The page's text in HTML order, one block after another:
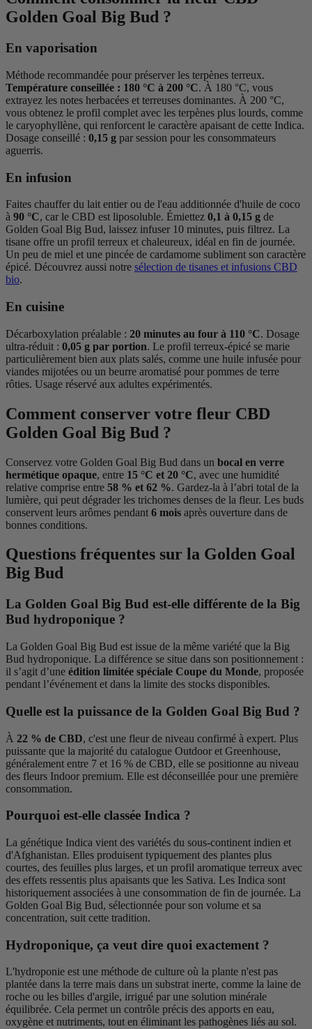
Golden Goal Big Bud ?
En vaporisation
Méthode recommandée pour préserver les terpènes terreux.
Température conseillée : 180 °C à 200 °C. À 180 °C, vous
extrayez les notes herbacées et terreuses dominantes. À 200 °C,
vous obtenez le profil complet avec les terpènes plus lourds, comme
le caryophyllène, qui renforcent le caractère apaisant de cette Indica.
Dosage conseillé : 0,15 g par session pour les consommateurs
aguerris.
En infusion
Faites chauffer du lait entier ou de l'eau additionnée d'huile de coco
à 90 °C, car le CBD est liposoluble. Émiettez 0,1 à 0,15 g de
Golden Goal Big Bud, laissez infuser 10 minutes, puis filtrez. La
tisane offre un profil terreux et chaleureux, idéal en fin de journée.
Un peu de miel et une pincée de cardamome subliment son caractère
épicé. Découvrez aussi notre sélection de tisanes et infusions CBD
bio.
En cuisine
Décarboxylation préalable : 20 minutes au four à 110 °C. Dosage
ultra-réduit : 0,05 g par portion. Le profil terreux-épicé se marie
particulièrement bien aux plats salés, comme une huile infusée pour
viandes mijotées ou un beurre aromatisé pour pommes de terre
rôties. Usage réservé aux adultes expérimentés.
Comment conserver votre fleur CBD
Golden Goal Big Bud ?
Conservez votre Golden Goal Big Bud dans un bocal en verre
hermétique opaque, entre 15 °C et 20 °C, avec une humidité
relative comprise entre 58 % et 62 %. Gardez-la à l’abri total de la
lumière, qui peut dégrader les trichomes denses de la fleur. Les buds
conservent leurs arômes pendant 6 mois après ouverture dans de
bonnes conditions.
Questions fréquentes sur la Golden Goal
Big Bud
La Golden Goal Big Bud est-elle différente de la Big
Bud hydroponique ?
La Golden Goal Big Bud est issue de la même variété que la Big
Bud hydroponique. La différence se situe dans son positionnement :
il s’agit d’une édition limitée spéciale Coupe du Monde, proposée
pendant l’événement et dans la limite des stocks disponibles.
Quelle est la puissance de la Golden Goal Big Bud ?
À 22 % de CBD, c'est une fleur de niveau confirmé à expert. Plus
puissante que la majorité du catalogue Outdoor et Greenhouse,
généralement entre 7 et 16 % de CBD, elle se positionne au niveau
des fleurs Indoor premium. Elle est déconseillée pour une première
consommation.
Pourquoi est-elle classée Indica ?
La génétique Indica vient des variétés du sous-continent indien et
d'Afghanistan. Elles produisent typiquement des plantes plus
courtes, des feuilles plus larges, et un profil aromatique terreux avec
des effets ressentis plus apaisants que les Sativa. Les Indica sont
historiquement associées à une consommation de fin de journée. La
Golden Goal Big Bud, sélectionnée pour son volume et sa
concentration, suit cette tradition.
Hydroponique, ça veut dire quoi exactement ?
L'hydroponie est une méthode de culture où la plante n'est pas
plantée dans la terre mais dans un substrat inerte, comme la laine de
roche ou les billes d'argile, irrigué par une solution minérale
équilibrée. Cela permet un contrôle précis des apports en eau,
oxygène et nutriments, tout en éliminant les pathogènes liés au sol.